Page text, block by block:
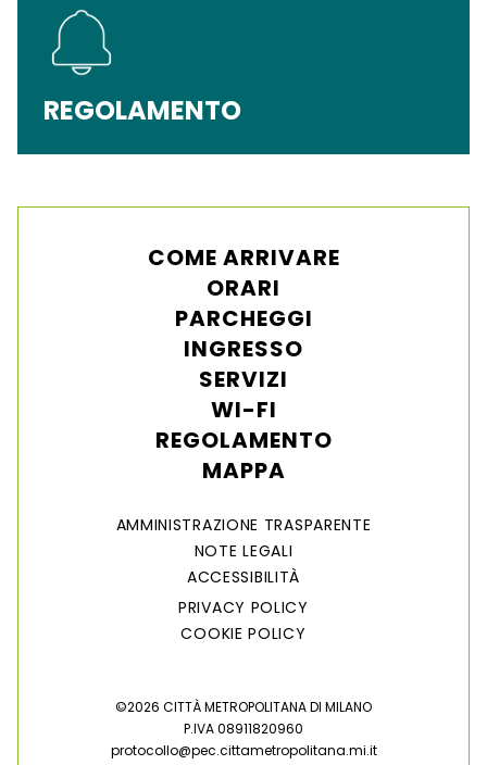
REGOLAMENTO
COME ARRIVARE
ORARI
PARCHEGGI
INGRESSO
SERVIZI
WI-FI
REGOLAMENTO
MAPPA
AMMINISTRAZIONE TRASPARENTE
NOTE LEGALI
ACCESSIBILITÀ
PRIVACY POLICY
COOKIE POLICY
©2026 CITTÀ METROPOLITANA DI MILANO
P.IVA 08911820960
protocollo@pec.cittametropolitana.mi.it